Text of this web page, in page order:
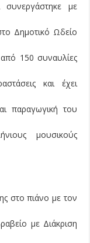
συνεργάστηκε με
Δημοτικό Ωδείο
150 συναυλίες
και έχει
παραγωγική του
μουσικούς
στο πιάνο με τον
με Διάκριση